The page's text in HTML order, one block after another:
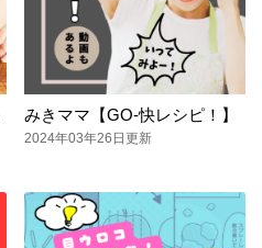
みきママ【GO-快レシピ！】
2024年03年26日更新